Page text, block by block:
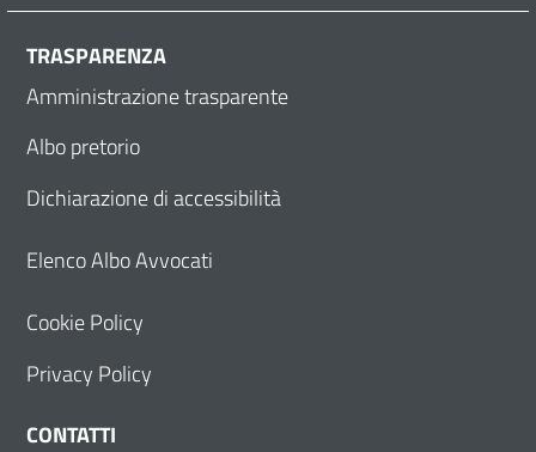
TRASPARENZA
Amministrazione trasparente
Albo pretorio
Dichiarazione di accessibilità
Elenco Albo Avvocati
Cookie Policy
Privacy Policy
CONTATTI